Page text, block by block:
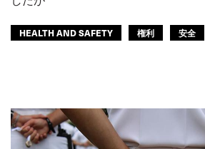
HEALTH AND SAFETY 権利 安全